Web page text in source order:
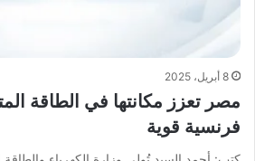
8 أبريل، 2025
مصر تعزز مكانتها في الطاقة
فرنسية قوية